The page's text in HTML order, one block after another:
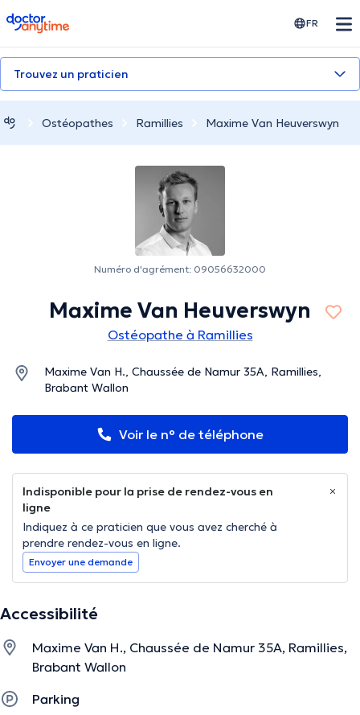
doctoranytime FR
Trouvez un praticien
Ostéopathes Ramillies Maxime Van Heuverswyn
Numéro d'agrément: 09056632000
Maxime Van Heuverswyn
Ostéopathe à Ramillies
Maxime Van H., Chaussée de Namur 35A, Ramillies,
Brabant Wallon
Voir le n° de téléphone
Indisponible pour la prise de rendez-vous en
ligne
Indiquez à ce praticien que vous avez cherché à
prendre rendez-vous en ligne.
Envoyer une demande
Accessibilité
Maxime Van H., Chaussée de Namur 35A, Ramillies,
Brabant Wallon
Parking